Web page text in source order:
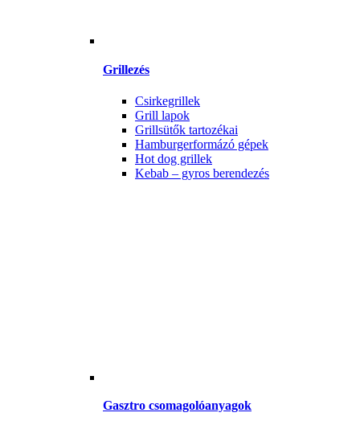
Grillezés
Csirkegrillek
Grill lapok
Grillsütők tartozékai
Hamburgerformázó gépek
Hot dog grillek
Kebab – gyros berendezés
Gasztro csomagolóanyagok